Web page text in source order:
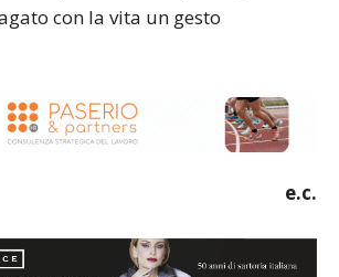
con la vita un gesto
e.c.